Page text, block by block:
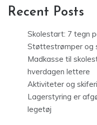
Recent Posts
Skolestart: 7 tegn
Støttestrømper og
Madkasse til
hverdagen lettere
Aktiviteter og
Lagerstyring er
legetøj